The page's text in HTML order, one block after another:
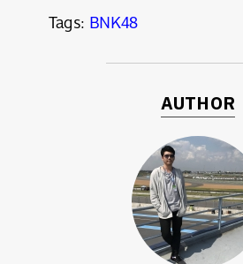
Tags: BNK48
AUTHOR